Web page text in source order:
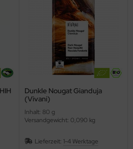
Dunkle Nougat Gianduja
(Vivani)
Inhalt: 80 g
Versandgewicht: 0,090 kg
Lieferzeit: 1-4 Werktage